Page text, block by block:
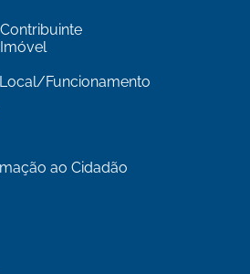
Funcionamento
ao Cidadão